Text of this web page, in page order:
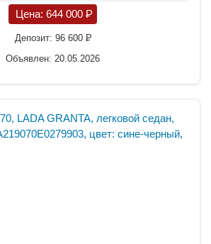
Цена: 644 000 P
Депозит: 96 600P
Объявлен: 20.05.2026